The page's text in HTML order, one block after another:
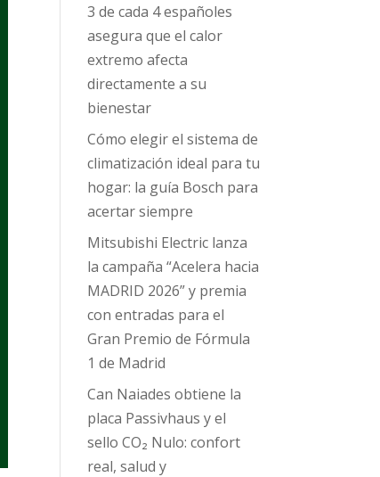
3 de cada 4 españoles
asegura que el calor
extremo afecta
directamente a su
bienestar
Cómo elegir el sistema de
climatización ideal para tu
hogar: la guía Bosch para
acertar siempre
Mitsubishi Electric lanza
la campaña “Acelera hacia
MADRID 2026” y premia
con entradas para el
Gran Premio de Fórmula
1 de Madrid
Can Naiades obtiene la
placa Passivhaus y el
sello CO₂ Nulo: confort
real, salud y